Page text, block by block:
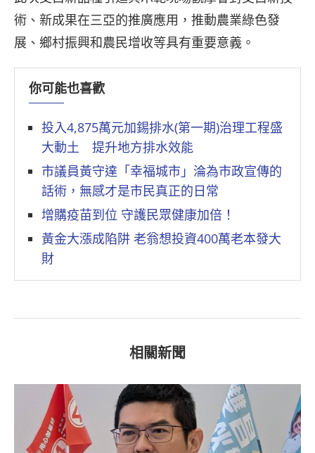
術、新成果在三亞的推廣應用，推動農業綠色發
展、鄉村振興和農民增收等具有重要意義。
你可能也喜歡
投入4,875萬元加錫排水(第一期)治理工程盛
大動土 提升地方排水效能
市議員黃守達「幸福城市」淪為市政宣傳的
話術，無感才是市民真正的日常
增購疫苗到位 守護民眾健康加倍！
黃金大漲成陷阱 老翁想投資400萬老本發大
財
相關新聞